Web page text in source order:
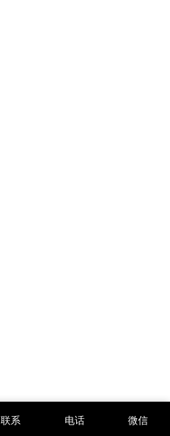
联系 电话 微信